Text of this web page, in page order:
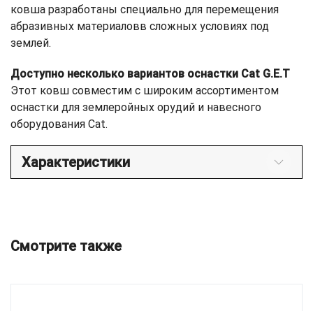
ковша разработаны специально для перемещения
абразивных материаловв сложных условиях под
землей.
Доступно несколько вариантов оснастки Cat G.E.T
Этот ковш совместим с широким ассортиментом
оснастки для землеройных орудий и навесного
оборудования Cat.
Характеристики
Смотрите также